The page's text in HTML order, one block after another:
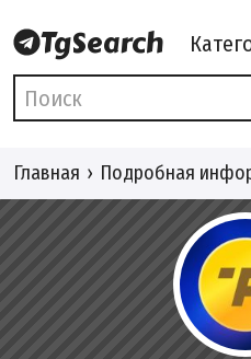
Главная Подробная